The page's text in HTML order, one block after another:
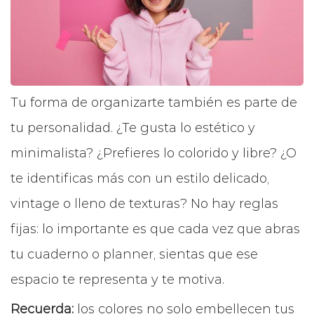
Tu forma de organizarte también es parte de
tu personalidad. ¿Te gusta lo estético y
minimalista? ¿Prefieres lo colorido y libre? ¿O
te identificas más con un estilo delicado,
vintage o lleno de texturas? No hay reglas
fijas: lo importante es que cada vez que abras
tu cuaderno o planner, sientas que ese
espacio te representa y te motiva.
Recuerda: los colores no solo embellecen tus